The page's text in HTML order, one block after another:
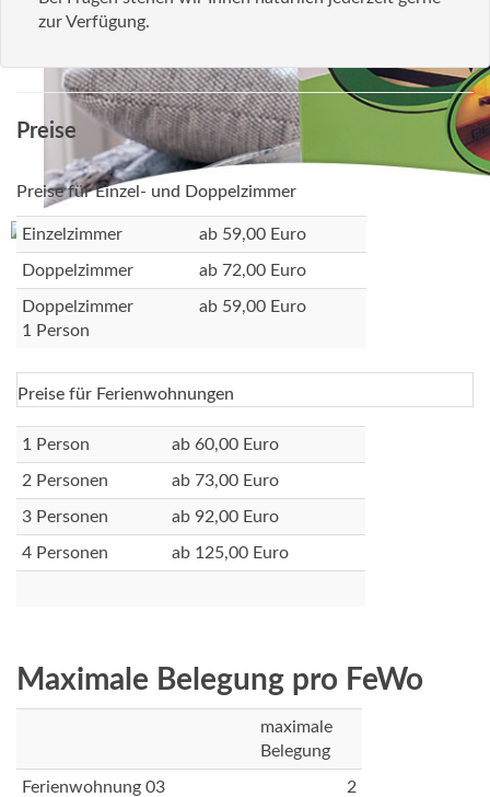
zur Verfügung.
Preise
Preise für Einzel- und Doppelzimmer
Einzelzimmer ab 59,00 Euro
Doppelzimmer ab 72,00 Euro
Doppelzimmer
1 Person
ab 59,00 Euro
Preise für Ferienwohnungen
1 Person ab 60,00 Euro
2 Personen ab 73,00 Euro
3 Personen ab 92,00 Euro
4 Personen ab 125,00 Euro
Maximale Belegung pro FeWo
maximale
Belegung
Ferienwohnung 03 2